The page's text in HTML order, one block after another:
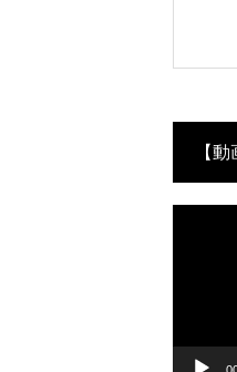
【
動